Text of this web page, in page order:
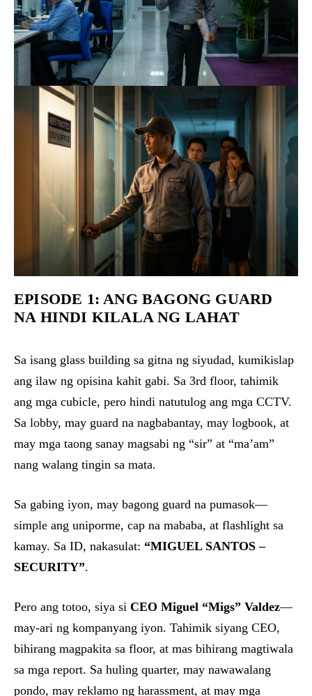
EPISODE 1: ANG BAGONG GUARD
NA HINDI KILALA NG LAHAT
Sa isang glass building sa gitna ng siyudad, kumikislap
ang ilaw ng opisina kahit gabi. Sa 3rd floor, tahimik
ang mga cubicle, pero hindi natutulog ang mga CCTV.
Sa lobby, may guard na nagbabantay, may logbook, at
may mga taong sanay magsabi ng “sir” at “ma’am”
nang walang tingin sa mata.
Sa gabing iyon, may bagong guard na pumasok—
simple ang uniporme, cap na mababa, at flashlight sa
kamay. Sa ID, nakasulat: “MIGUEL SANTOS –
SECURITY”.
Pero ang totoo, siya si CEO Miguel “Migs” Valdez—
may-ari ng kompanyang iyon. Tahimik siyang CEO,
bihirang magpakita sa floor, at mas bihirang magtiwala
sa mga report. Sa huling quarter, may nawawalang
pondo, may reklamo ng harassment, at may mga